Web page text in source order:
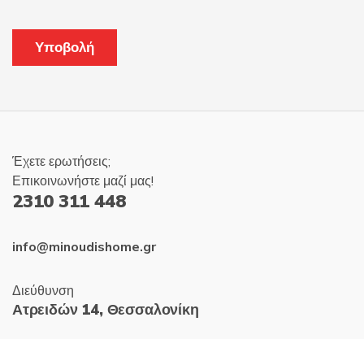
Έχετε ερωτήσεις;
Επικοινωνήστε μαζί μας!
2310 311 448
info@minoudishome.gr
Διεύθυνση
Ατρειδών 14, Θεσσαλονίκη